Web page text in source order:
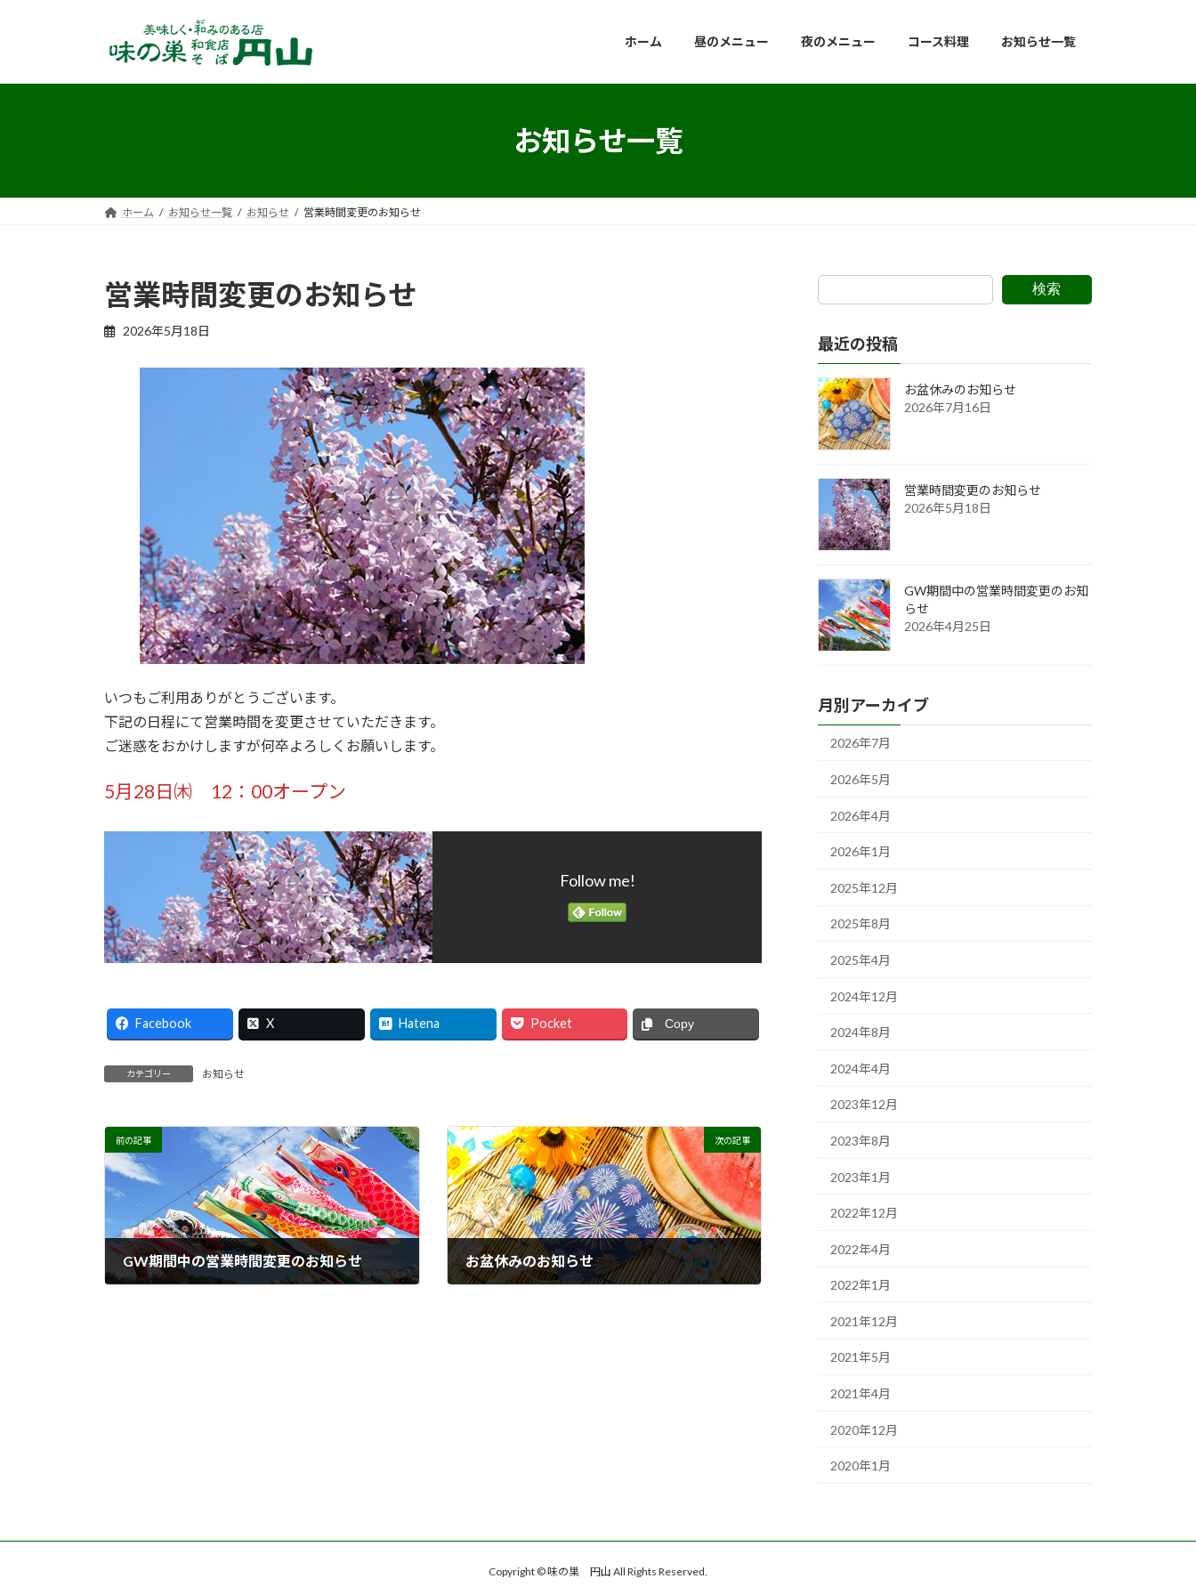
プ
動
ホーム 昼のメニュー 夜のメニュー コース料理 お知らせ一覧
お知らせ一覧
ホーム お知らせ一覧 お知らせ 営業時間変更のお知らせ
営業時間変更のお知らせ
2026年5月18日
いつもご利用ありがとうございます。
下記の日程にて営業時間を変更させていただきます。
ご迷惑をおかけしますが何卒よろしくお願いします。
5月28日㈭ 12：00オープン
Follow me!
Facebook X Hatena Pocket Copy
カテゴリー お知らせ
前の記事
GW期間中の営業時間変更のお知らせ
次の記事
お盆休みのお知らせ
検索
最近の投稿
お盆休みのお知らせ
2026年7月16日
営業時間変更のお知らせ
2026年5月18日
GW期間中の営業時間変更のお知
らせ
2026年4月25日
月別アーカイブ
2026年7月
2026年5月
2026年4月
2026年1月
2025年12月
2025年8月
2025年4月
2024年12月
2024年8月
2024年4月
2023年12月
2023年8月
2023年1月
2022年12月
2022年4月
2022年1月
2021年12月
2021年5月
2021年4月
2020年12月
2020年1月
Copyright © 味の巣 円山 All Rights Reserved.